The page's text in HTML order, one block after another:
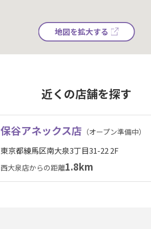
地図を拡大する
近くの店舗を探す
保谷アネックス店 （オープン準備中）
東京都練馬区南大泉3丁目31-22 2F
西大泉店からの距離1.8km